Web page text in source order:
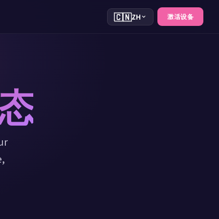
🇨🇳ZH 激活设备